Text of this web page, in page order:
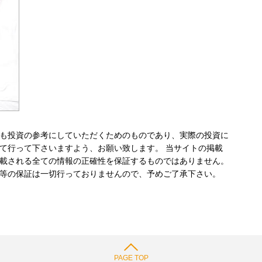
投資の参考にしていただくためのものであり、実際の投資に
行って下さいますよう、お願い致します。 当サイトの掲載
される全ての情報の正確性を保証するものではありません。
の保証は一切行っておりませんので、予めご了承下さい。
PAGE TOP